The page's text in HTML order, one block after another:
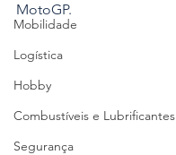
Mobilidade
Logística
Hobby
Combustíveis e Lubrificantes
Segurança
MotoGP.